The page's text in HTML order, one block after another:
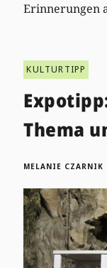
Erinnerungen
KULTURTIPP
Thema
MELANIE CZARNIK